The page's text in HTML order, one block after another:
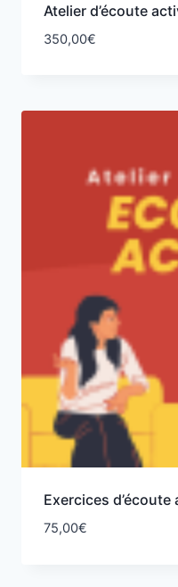
Atelier d’écoute
350,00€
Exercices
75,00€